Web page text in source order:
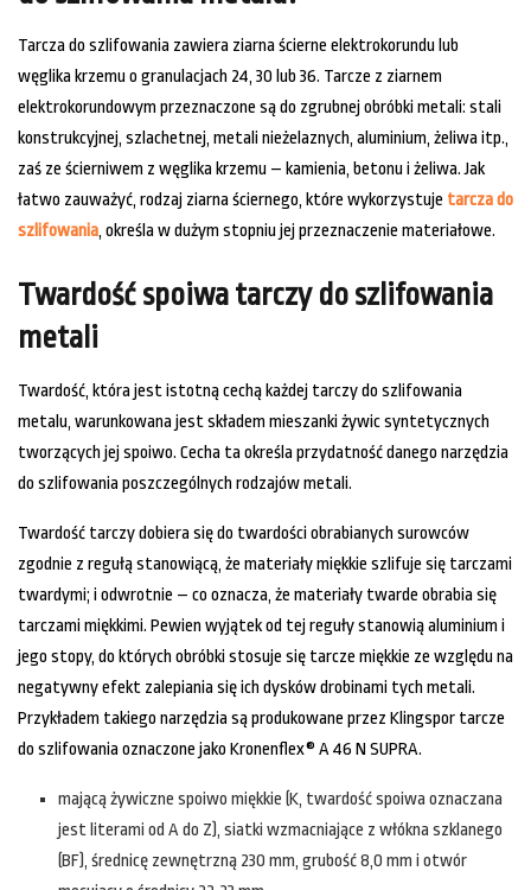
Tarcza do szlifowania zawiera ziarna ścierne elektrokorundu lub
węglika krzemu o granulacjach 24, 30 lub 36. Tarcze z ziarnem
elektrokorundowym przeznaczone są do zgrubnej obróbki metali: stali
konstrukcyjnej, szlachetnej, metali nieżelaznych, aluminium, żeliwa itp.,
zaś ze ścierniwem z węglika krzemu – kamienia, betonu i żeliwa. Jak
łatwo zauważyć, rodzaj ziarna ściernego, które wykorzystuje tarcza do
szlifowania, określa w dużym stopniu jej przeznaczenie materiałowe.
Twardość spoiwa tarczy do szlifowania
metali
Twardość, która jest istotną cechą każdej tarczy do szlifowania
metalu, warunkowana jest składem mieszanki żywic syntetycznych
tworzących jej spoiwo. Cecha ta określa przydatność danego narzędzia
do szlifowania poszczególnych rodzajów metali.
Twardość tarczy dobiera się do twardości obrabianych surowców
zgodnie z regułą stanowiącą, że materiały miękkie szlifuje się tarczami
twardymi; i odwrotnie – co oznacza, że materiały twarde obrabia się
tarczami miękkimi. Pewien wyjątek od tej reguły stanowią aluminium i
jego stopy, do których obróbki stosuje się tarcze miękkie ze względu na
negatywny efekt zalepiania się ich dysków drobinami tych metali.
Przykładem takiego narzędzia są produkowane przez Klingspor tarcze
do szlifowania oznaczone jako Kronenflex® A 46 N SUPRA.
mającą żywiczne spoiwo miękkie (K, twardość spoiwa oznaczana
jest literami od A do Z), siatki wzmacniające z włókna szklanego
(BF), średnicę zewnętrzną 230 mm, grubość 8,0 mm i otwór